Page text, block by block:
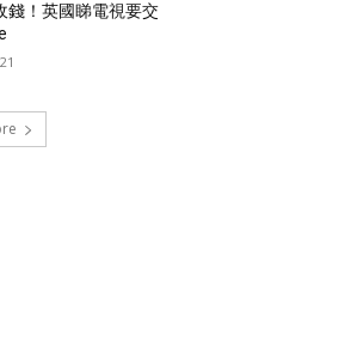
錢！英國睇電視要交